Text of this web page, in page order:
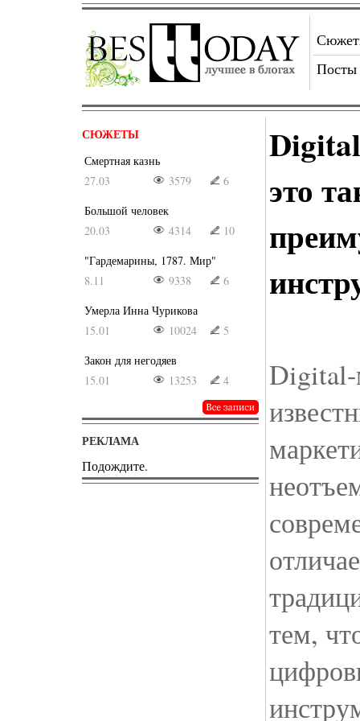
Посты
СЮЖЕТЫ
Смертная казнь
27.03
3579
6
Большой человек
20.03
4314
10
"Гардемарины, 1787. Мир"
8.11
9338
6
Умерла Инна Чурикова
15.01
10024
5
Закон для негодяев
15.01
13253 4
РЕКЛАМА
Подождите.
это
Digital-
тем,